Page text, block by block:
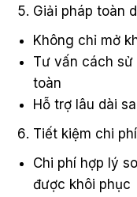
Giải pháp toàn
Không chỉ mở
Tư vấn cách sử
toàn
Hỗ trợ lâu dài
Tiết kiệm chi
Chi phí hợp lý
được khôi phục